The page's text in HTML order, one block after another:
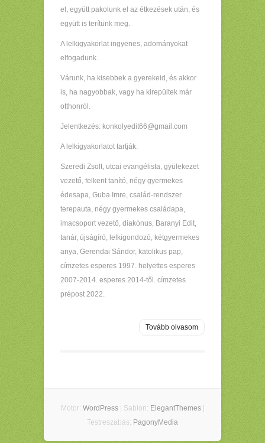
el, együtt pakolunk el az étkezések után, és
együtt is terítünk meg.
A lelkigyakorlat ingyenes, adományokat
elfogadunk.
Várunk, ha kisebbek a gyerekeid, és akkor
is, ha nagyobbak, vagy ha kirepültek már
otthonról.
Jelentkezés: konkolyedit66@gmail.com
A lelkigyakorlatot tartják:
Szeredi Zsolt, utcai evangélista, gyülekezet
vezető, felkent tanító, négy gyermekes
édesapa, Guba Imre, család-rendszer
terepauta, négy gyermekes családapa,
imacsoport vezető, diakónus, Baranyi Edit,
tanár, újságíró, lelkigondozó, kétgyermekes
anya, Gerendai Sándor, katolikus pap,
címzetes esperes 1997. helyettes esperes
2007-2014. esperes 2014-től. címzetes
prépost 2022.
Tovább olvasom
Motor: WordPress| Sablon: ElegantThemes|
Testreszabás: PagonyMedia